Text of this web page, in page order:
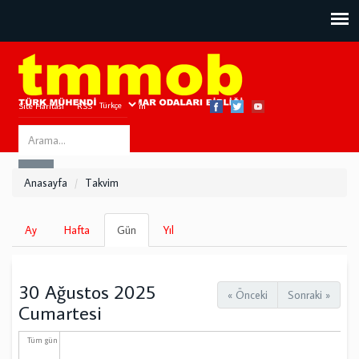
Site Haritası RSS Bize Ulaşın
Search
this
Anasayfa Takvim
Birincil
sekmeler
Ay Hafta Gün
sekme)
Yıl
« Önceki Sonraki »
30 Ağustos 2025
Cumartesi
Tüm gün